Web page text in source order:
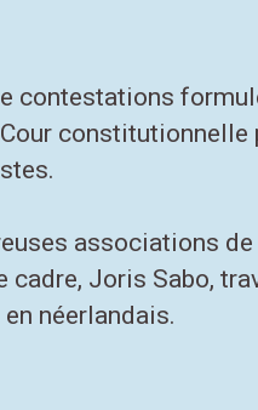
associations
Joris Sabo,
néerlandais.